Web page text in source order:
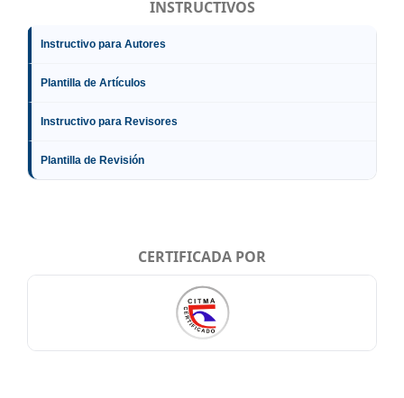
INSTRUCTIVOS
Instructivo para Autores
Plantilla de Artículos
Instructivo para Revisores
Plantilla de Revisión
CERTIFICADA POR